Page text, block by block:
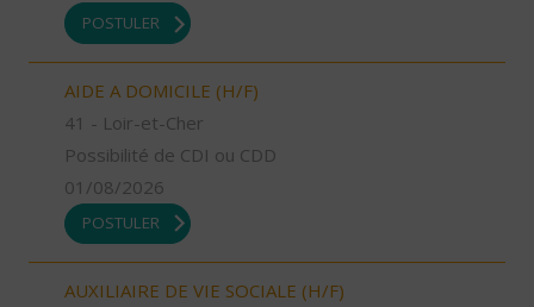
POSTULER
AIDE A DOMICILE (H/F)
41 - Loir-et-Cher
Possibilité de CDI ou CDD
01/08/2026
POSTULER
AUXILIAIRE DE VIE SOCIALE (H/F)